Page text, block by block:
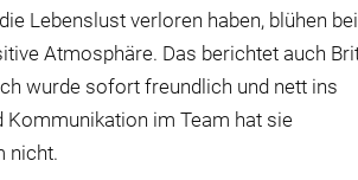
Lebenslust verloren haben, blühen bei
Atmosphäre. Das berichtet auch
wurde sofort freundlich und nett ins
Kommunikation im Team hat sie
nicht.